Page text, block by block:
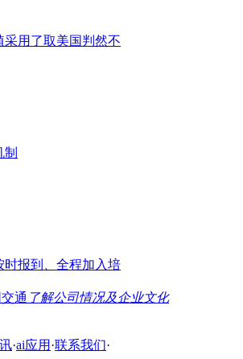
用了取美国判然不
时报到、全程加入培
通 了解公司情况及企业文化
·ai应用 ·联系我们·